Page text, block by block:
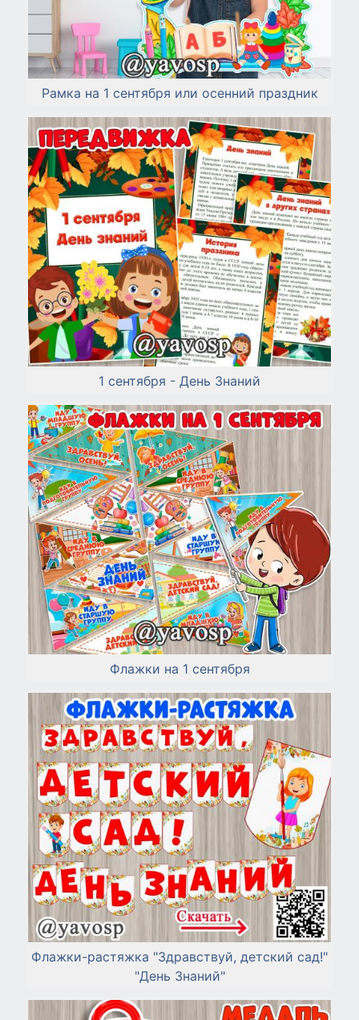
Рамка на 1 сентября или осенний праздник
1 сентября - День Знаний
Флажки на 1 сентября
Флажки-растяжка "Здравствуй, детский сад!"
"День Знаний"